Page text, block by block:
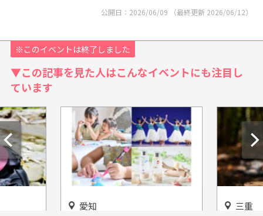
公開日： 2026/06/09 （最終更新 2026/06/12）
※このイベントは終了しました
▼この記事を見た人はこんなイベントにも注目し
ています